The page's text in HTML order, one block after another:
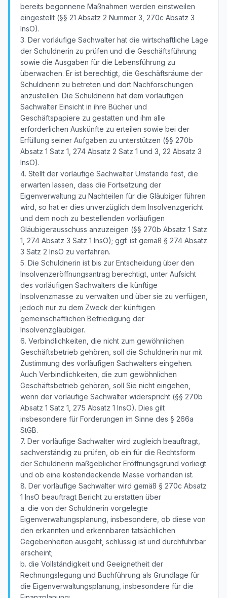
bereits begonnene Maßnahmen werden einstweilen
eingestellt (§§ 21 Absatz 2 Nummer 3, 270c Absatz 3
InsO).
3. Der vorläufige Sachwalter hat die wirtschaftliche Lage
der Schuldnerin zu prüfen und die Geschäftsführung
sowie die Ausgaben für die Lebensführung zu
überwachen. Er ist berechtigt, die Geschäftsräume der
Schuldnerin zu betreten und dort Nachforschungen
anzustellen. Die Schuldnerin hat dem vorläufigen
Sachwalter Einsicht in ihre Bücher und
Geschäftspapiere zu gestatten und ihm alle
erforderlichen Auskünfte zu erteilen sowie bei der
Erfüllung seiner Aufgaben zu unterstützen (§§ 270b
Absatz 1 Satz 1, 274 Absatz 2 Satz 1 und 3, 22 Absatz 3
InsO).
4. Stellt der vorläufige Sachwalter Umstände fest, die
erwarten lassen, dass die Fortsetzung der
Eigenverwaltung zu Nachteilen für die Gläubiger führen
wird, so hat er dies unverzüglich dem Insolvenzgericht
und dem noch zu bestellenden vorläufigen
Gläubigerausschuss anzuzeigen (§§ 270b Absatz 1 Satz
1, 274 Absatz 3 Satz 1 InsO); ggf. ist gemäß § 274 Absatz
3 Satz 2 InsO zu verfahren.
5. Die Schuldnerin ist bis zur Entscheidung über den
Insolvenzeröffnungsantrag berechtigt, unter Aufsicht
des vorläufigen Sachwalters die künftige
Insolvenzmasse zu verwalten und über sie zu verfügen,
jedoch nur zu dem Zweck der künftigen
gemeinschaftlichen Befriedigung der
Insolvenzgläubiger.
6. Verbindlichkeiten, die nicht zum gewöhnlichen
Geschäftsbetrieb gehören, soll die Schuldnerin nur mit
Zustimmung des vorläufigen Sachwalters eingehen.
Auch Verbindlichkeiten, die zum gewöhnlichen
Geschäftsbetrieb gehören, soll Sie nicht eingehen,
wenn der vorläufige Sachwalter widerspricht (§§ 270b
Absatz 1 Satz 1, 275 Absatz 1 InsO). Dies gilt
insbesondere für Forderungen im Sinne des § 266a
StGB.
7. Der vorläufige Sachwalter wird zugleich beauftragt,
sachverständig zu prüfen, ob ein für die Rechtsform
der Schuldnerin maßgeblicher Eröffnungsgrund vorliegt
und ob eine kostendeckende Masse vorhanden ist.
8. Der vorläufige Sachwalter wird gemäß § 270c Absatz
1 InsO beauftragt Bericht zu erstatten über
a. die von der Schuldnerin vorgelegte
Eigenverwaltungsplanung, insbesondere, ob diese von
den erkannten und erkennbaren tatsächlichen
Gegebenheiten ausgeht, schlüssig ist und durchführbar
erscheint;
b. die Vollständigkeit und Geeignetheit der
Rechnungslegung und Buchführung als Grundlage für
die Eigenverwaltungsplanung, insbesondere für die